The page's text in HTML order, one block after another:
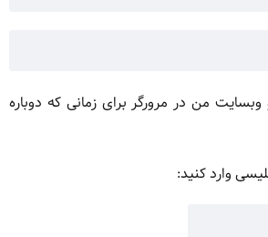
وبسایت من در مرورگر برای زمانی که دوباره
وارد کنید: